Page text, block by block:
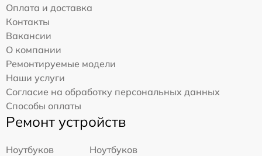
Оплата и доставка
Контакты
Вакансии
О компании
Ремонтируемые модели
Наши услуги
Согласие на обработку персональных данных
Способы оплаты
Ремонт устройств
Ноутбуков
Ноутбуков